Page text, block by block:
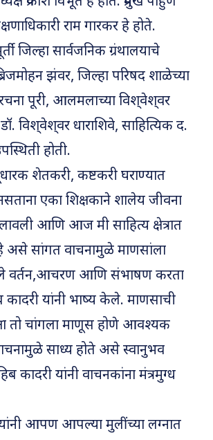
राम गारकर हे होते.
जिल्हा सार्वजनिक ग्रंथालयाचे
झंवर, जिल्हा परिषद शाळेच्या
पूरी, आलमलाच्या विश्­वेश्­वर
डॉ. विश्­वेश्­वर धाराशिवे, साहित्यिक द.
होती.
शेतकरी, कष्टकरी घराण्यात
नसताना एका शिक्षकाने शालेय जीवना
आणि आज मी साहित्य क्षेत्रात
असे सांगत वाचनामुळे माणसांला
वर्तन,आचरण आणि संभाषण करता
कादरी यांनी भाष्य केले. माणसाची
तो चांगला माणूस होणे आवश्यक
साध्य होते असे स्वानुभव
कादरी यांनी वाचनकांना मंत्रमुग्ध
आपण आपल्या मुलींच्या लग्नात